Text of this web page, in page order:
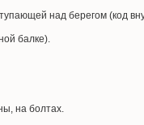
над берегом (код
балке).
на болтах.